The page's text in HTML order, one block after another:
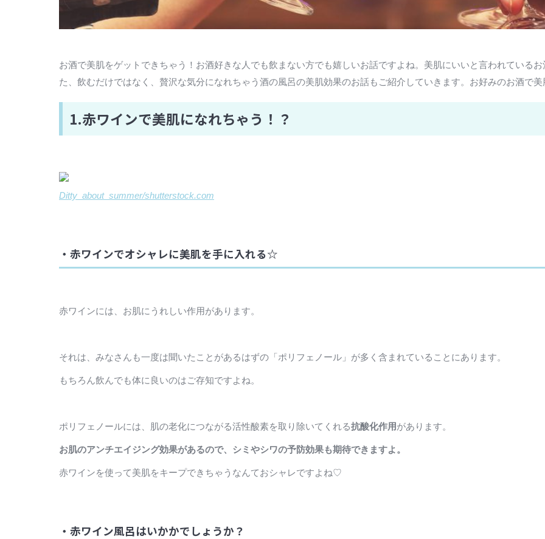
お酒で美肌をゲットできちゃう！お酒好きな人でも飲まない方でも嬉しいお話ですよね。美肌にいいと言われている
た、飲むだけではなく、贅沢な気分になれちゃう酒の風呂の美肌効果のお話もご紹介していきます。お好みのお酒で
1.赤ワインで美肌になれちゃう！？
Ditty_about_summer/shutterstock.com
・赤ワインでオシャレに美肌を手に入れる☆
赤ワインには、お肌にうれしい作用があります。
それは、みなさんも一度は聞いたことがあるはずの「ポリフェノール」が多く含まれていることにあります。
もちろん飲んでも体に良いのはご存知ですよね。
ポリフェノールには、肌の老化につながる活性酸素を取り除いてくれる抗酸化作用があります。
お肌のアンチエイジング効果があるので、シミやシワの予防効果も期待できますよ。
赤ワインを使って美肌をキープできちゃうなんておシャレですよね♡
・赤ワイン風呂はいかかでしょうか？